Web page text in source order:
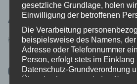
Archives
Keine Archive zum Anzeigen.
Categories
gesetzliche Grundlage, holen
Einwilligung der betroffenen
Die Verarbeitung
beispielsweise des Namens,
Adresse oder Telefonnummer
Person, erfolgt stets im Einklang
Datenschutz-Grundverordnung
Übereinstimmung mit den für uns